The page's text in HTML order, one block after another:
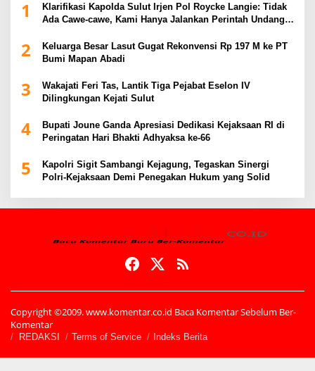
1
Klarifikasi Kapolda Sulut Irjen Pol Roycke Langie: Tidak
Ada Cawe-cawe, Kami Hanya Jalankan Perintah Undang-
2
Keluarga Besar Lasut Gugat Rekonvensi Rp 197 M ke PT
Bumi Mapan Abadi
3
Wakajati Feri Tas, Lantik Tiga Pejabat Eselon IV
Dilingkungan Kejati Sulut
4
Bupati Joune Ganda Apresiasi Dedikasi Kejaksaan RI di
Peringatan Hari Bhakti Adhyaksa ke-66
5
Kapolri Sigit Sambangi Kejagung, Tegaskan Sinergi
Polri-Kejaksaan Demi Penegakan Hukum yang Solid
Copyright ©2009. www.komentar.co.id Baca Komentar Sebelum Ber-
Komentar
REDAKSI Terms of Service Indeks Berita